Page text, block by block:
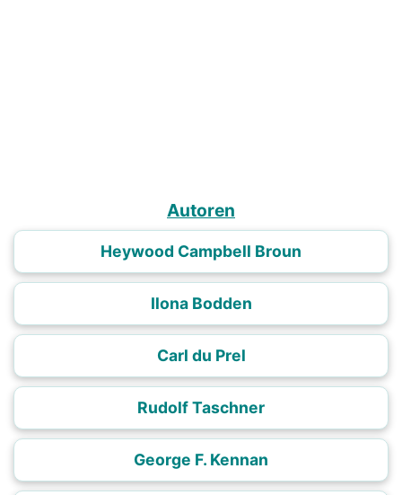
Autoren
Heywood Campbell Broun
Ilona Bodden
Carl du Prel
Rudolf Taschner
George F. Kennan